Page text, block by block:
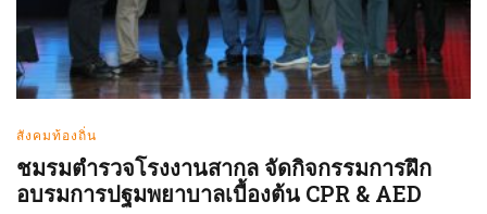
สังคมท้องถิ่น
ชมรมตำรวจโรงงานสากล จัดกิจกรรมการฝึก
อบรมการปฐมพยาบาลเบื้องต้น CPR & AED